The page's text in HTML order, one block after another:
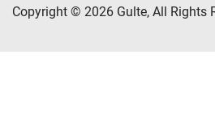
Copyright © 2026 Gulte, All Rights